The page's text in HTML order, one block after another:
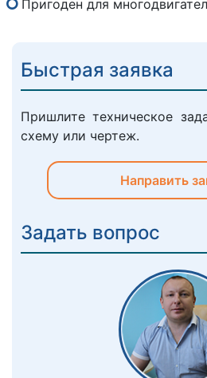
Пригоден для
Быстрая заявка
Пришлите техническое
схему или чертеж.
Направить
Задать вопрос